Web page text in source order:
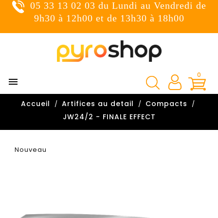
05 33 13 02 03 du Lundi au Vendredi de
9h30 à 12h00 et de 13h30 à 18h00
0

Accueil Artifices au detail
Compacts
JW24/2 - FINALE EFFECT
Nouveau
Connexion
You need to be logged in to save products in your wish
Annuler Connexion